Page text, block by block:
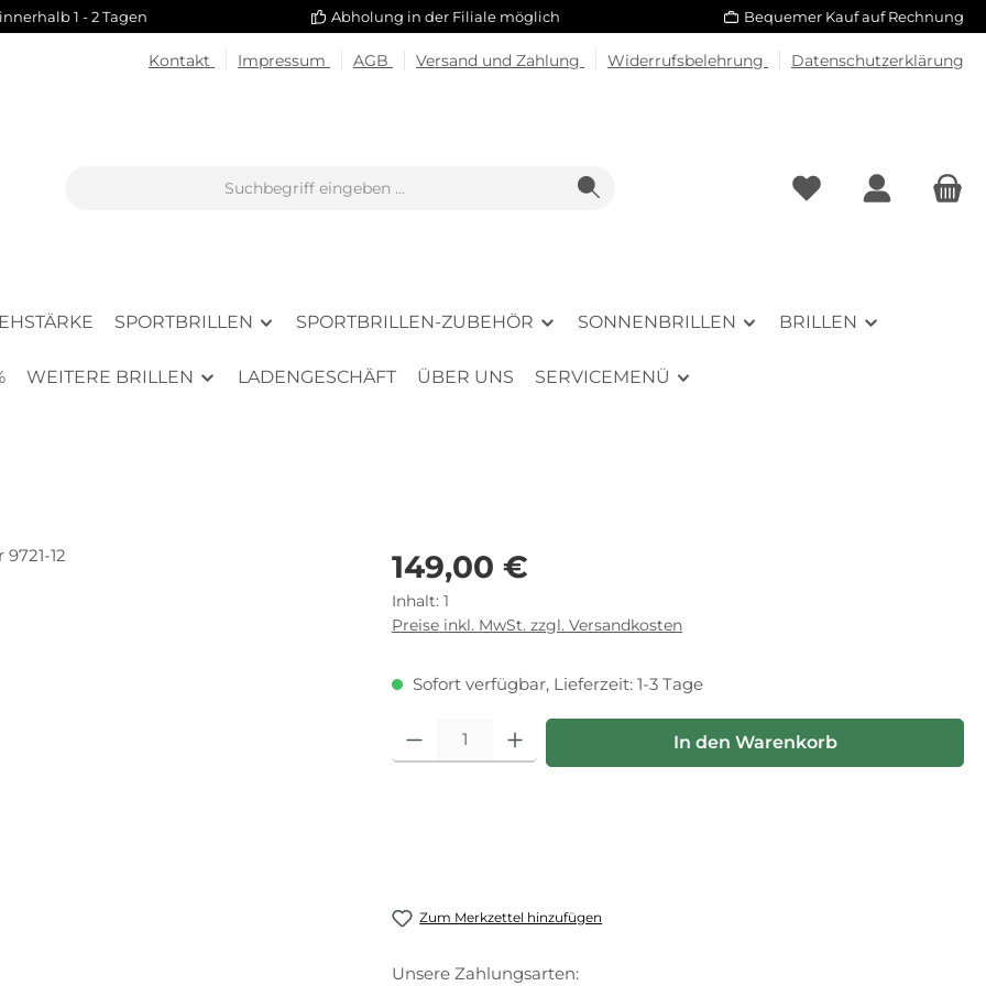
1 - 2 Tagen Abholung in der Filiale möglich Bequemer Kauf auf Rechnung
Kontakt Impressum AGB Versand und Zahlung Widerrufsbelehrung Datenschutzerklärung
SPORTBRILLEN SPORTBRILLEN-ZUBEHÖR SONNENBRILLEN BRILLEN
WEITERE BRILLEN LADENGESCHÄFT ÜBER UNS SERVICEMENÜ
Regulärer Preis:
149,00 €
Inhalt: 1
Preise inkl. MwSt. zzgl. Versandkosten
Sofort verfügbar, Lieferzeit: 1-3 Tage
Produkt Anzahl: Gib den gewünschten Wert ein oder benutze die
In den Warenkorb
Zum Merkzettel hinzufügen
Unsere Zahlungsarten: